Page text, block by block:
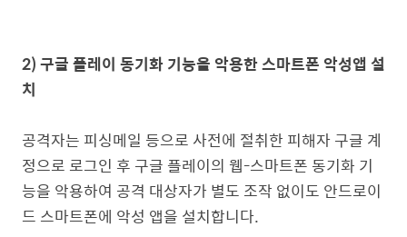
2) 구글 플레이 동기화 기능을 악용한 스마트폰 악성앱 설
치
공격자는 피싱메일 등으로 사전에 절취한 피해자 구글 계
정으로 로그인 후 구글 플레이의 웹-스마트폰 동기화 기
능을 악용하여 공격 대상자가 별도 조작 없이도 안드로이
드 스마트폰에 악성 앱을 설치합니다.